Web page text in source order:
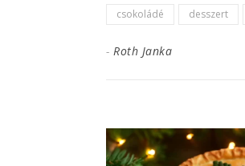
csokoládé desszert
- Roth Janka